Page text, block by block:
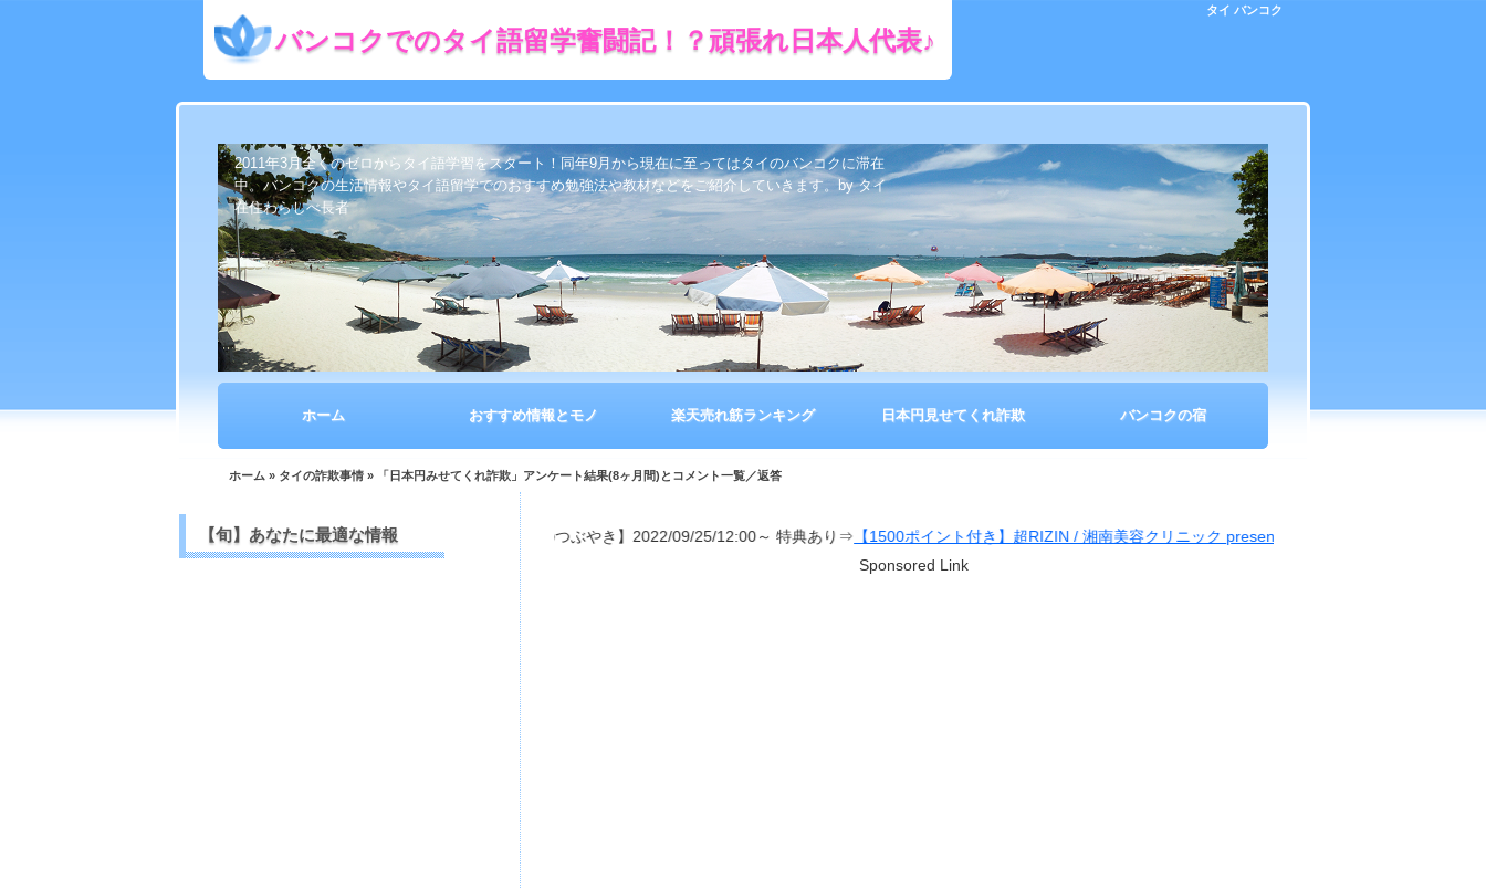
タイ バンコク
バンコクでのタイ語留学奮闘記！？頑張れ日本人代表♪
2011年3月全くのゼロからタイ語学習をスタート！同年9月から現在に至ってはタイのバンコクに滞在
中。バンコクの生活情報やタイ語留学でのおすすめ勉強法や教材などをご紹介していきます。by タイ
在住わらしべ長者
ホーム おすすめ情報とモノ 楽天売れ筋ランキング 日本円見せてくれ詐欺 バンコクの宿
ホーム » タイの詐欺事情 » 「日本円みせてくれ詐欺」アンケート結果(8ヶ月間)とコメント一覧／返答
【今日のつぶやき】2022/09/25/12:00～ 特典あり⇒ 【1500ポイント付き】超RIZIN / 湘南美容クリニック presents RIZIN.38
Sponsored Link
【旬】あなたに最適な情報